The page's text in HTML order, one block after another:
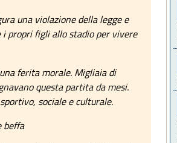
una violazione della legge e
propri figli allo stadio per vivere
ferita morale. Migliaia di
questa partita da mesi.
sociale e culturale.
beffa